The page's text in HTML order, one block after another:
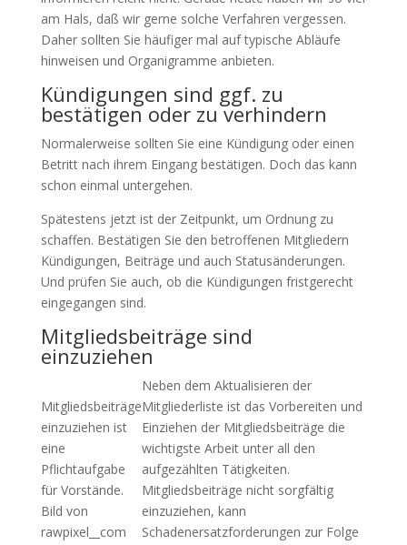
am Hals, daß wir gerne solche Verfahren vergessen.
Daher sollten Sie häufiger mal auf typische Abläufe
hinweisen und Organigramme anbieten.
Kündigungen sind ggf. zu
bestätigen oder zu verhindern
Normalerweise sollten Sie eine Kündigung oder einen
Betritt nach ihrem Eingang bestätigen. Doch das kann
schon einmal untergehen.
Spätestens jetzt ist der Zeitpunkt, um Ordnung zu
schaffen. Bestätigen Sie den betroffenen Mitgliedern
Kündigungen, Beiträge und auch Statusänderungen.
Und prüfen Sie auch, ob die Kündigungen fristgerecht
eingegangen sind.
Mitgliedsbeiträge sind
einzuziehen
Mitgliedsbeiträge
einzuziehen ist
eine
Pflichtaufgabe
für Vorstände.
Bild von
rawpixel__com
Neben dem Aktualisieren der
Mitgliederliste ist das Vorbereiten und
Einziehen der Mitgliedsbeiträge die
wichtigste Arbeit unter all den
aufgezählten Tätigkeiten.
Mitgliedsbeiträge nicht sorgfältig
einzuziehen, kann
Schadenersatzforderungen zur Folge